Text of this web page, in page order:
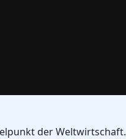
der Weltwirtschaft.